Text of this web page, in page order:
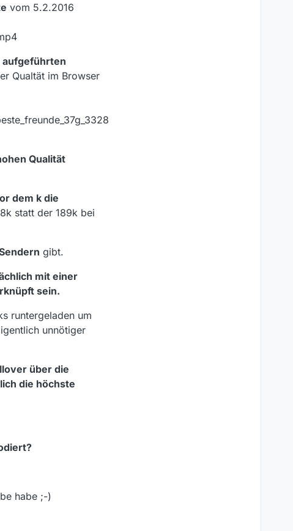
vom 5.2.2016
aufgeführten
Qualtät im Browser
Qualität
dem k die
statt der 189k bei
gibt.
mit einer
sein.
runtergeladen um
unnötiger
über die
die höchste
habe ;-)